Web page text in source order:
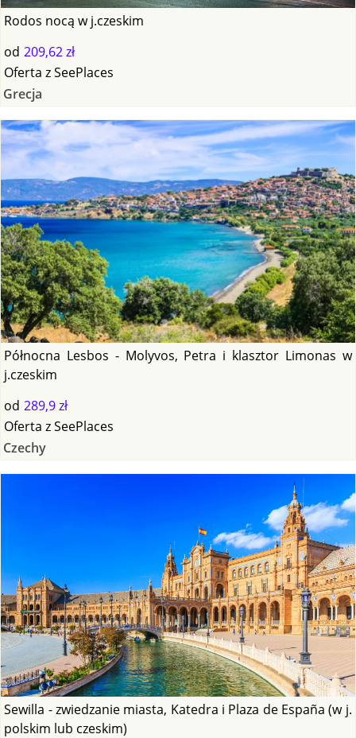
Rodos nocą w j.czeskim
od 209,62 zł
Oferta zSeePlaces
Grecja
Północna Lesbos - Molyvos, Petra i klasztor Limonas w
j.czeskim
od 289,9 zł
Oferta zSeePlaces
Czechy
Sewilla - zwiedzanie miasta, Katedra i Plaza de España (w j.
polskim lub czeskim)